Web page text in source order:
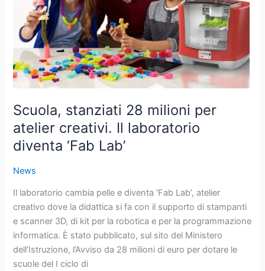
Scuola, stanziati 28 milioni per
atelier creativi. Il laboratorio
diventa ‘Fab Lab’
News
Il laboratorio cambia pelle e diventa ‘Fab Lab’, atelier
creativo dove la didattica si fa con il supporto di stampanti
e scanner 3D, di kit per la robotica e per la programmazione
informatica. È stato pubblicato, sul sito del Ministero
dell’Istruzione, l’Avviso da 28 milioni di euro per dotare le
scuole del I ciclo di
atelier
creativi.
laboratorio
diventa
‘Fab
Lab’